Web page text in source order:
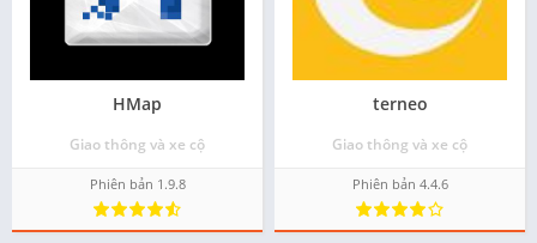
HMap
Giao thông và xe cộ
Phiên bản 1.9.8
terneo
Giao thông và xe cộ
Phiên bản 4.4.6